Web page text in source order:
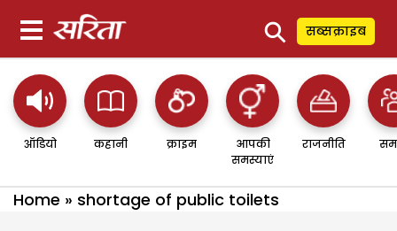
⚲ सब्सक्राइब
ऑडियो कहानी क्राइम
आपकी
समस्याएं
राजनीति
Home » shortage of public toilets